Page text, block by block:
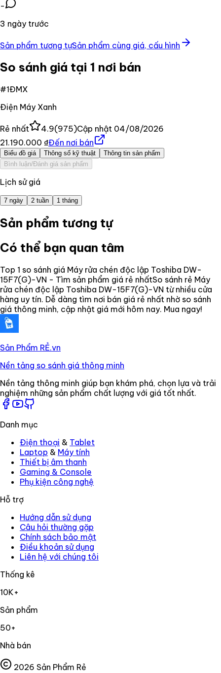
-
3 ngày trước
Sản phẩm tương tựSản phẩm cùng giá, cấu hình
So sánh giá tại 1 nơi bán
#1ĐMX
Điện Máy Xanh
Rẻ nhất 4.9(975)Cập nhật 04/08/2026
21.190.000 ₫Đến nơi bán
Biểu đồ giá Thông số kỹ thuật
Thông tin sản phẩm
Bình luận/Đánh giá sản phẩm
Lịch sử giá
7 ngày 2 tuần 1 tháng
Sản phẩm tương tự
Có thể bạn quan tâm
Top 1 so sánh giá Máy rửa chén độc lập Toshiba DW-
15F7(G)-VN - Tìm sản phẩm giá rẻ nhấtSo sánh rẻ Máy
rửa chén độc lập Toshiba DW-15F7(G)-VN từ nhiều cửa
hàng uy tín. Dễ dàng tìm nơi bán giá rẻ nhất nhờ so sánh
giá thông minh, cập nhật giá mới hôm nay. Mua ngay!
Sản Phẩm RẺ.vn
Nền tảng so sánh giá thông minh
Nền tảng thông minh giúp bạn khám phá, chọn lựa và trải
nghiệm những sản phẩm chất lượng với giá tốt nhất.
Danh mục
Điện thoại & Tablet
Laptop & Máy tính
Thiết bị âm thanh
Gaming & Console
Phụ kiện công nghệ
Hỗ trợ
Hướng dẫn sử dụng
Câu hỏi thường gặp
Chính sách bảo mật
Điều khoản sử dụng
Liên hệ với chúng tôi
Thống kê
10K+
Sản phẩm
50+
Nhà bán
2026 Sản Phẩm Rẻ